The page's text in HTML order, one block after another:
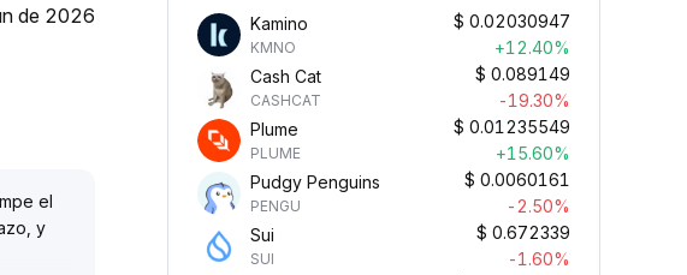
de 2026
el
y
Kamino
KMNO
$ 0.02030947
+12.40%
Cash Cat
CASHCAT
$ 0.089149
-19.30%
Plume
PLUME
$ 0.01235549
+15.60%
Pudgy Penguins
PENGU
$ 0.0060161
-2.50%
Sui
SUI
$ 0.672339
-1.60%